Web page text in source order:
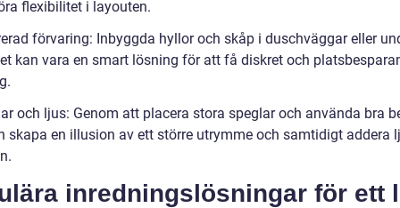
flexibilitet i layouten.
förvaring: Inbyggda hyllor och skåp i duschväggar eller
kan vara en smart lösning för att få diskret och
och ljus: Genom att placera stora speglar och använda bra
skapa en illusion av ett större utrymme och samtidigt addera
inredningslösningar för ett